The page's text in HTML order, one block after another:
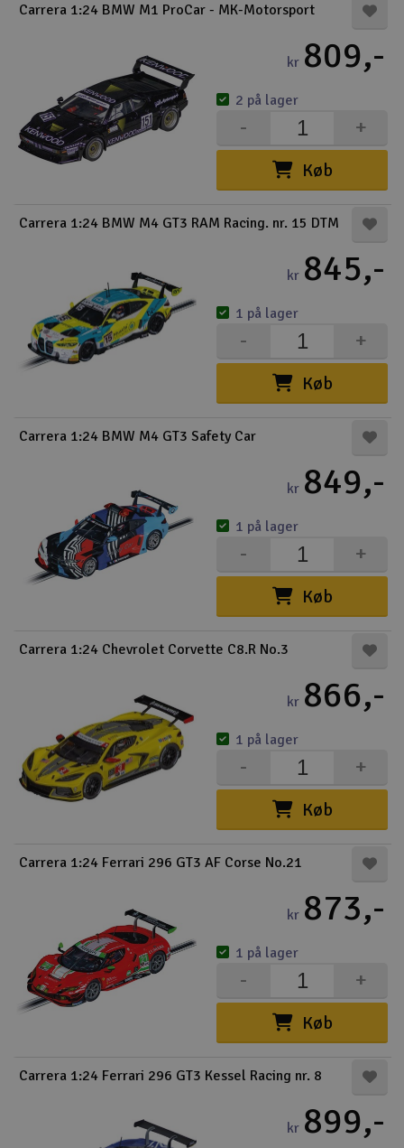
Carrera 1:24 BMW M1 ProCar - MK-Motorsport
kr 809,-
Køb
+
-
2 på lager
Carrera 1:24 BMW M4 GT3 RAM Racing. nr. 15 DTM
kr 845,-
Køb
+
-
1 på lager
Carrera 1:24 BMW M4 GT3 Safety Car
kr 849,-
Køb
+
-
1 på lager
Carrera 1:24 Chevrolet Corvette C8.R No.3
kr 866,-
Køb
+
-
1 på lager
Carrera 1:24 Ferrari 296 GT3 AF Corse No.21
kr 873,-
Køb
+
-
1 på lager
Carrera 1:24 Ferrari 296 GT3 Kessel Racing nr. 8
kr 899,-